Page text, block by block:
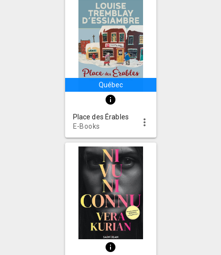
Québec
info
Place des Érables
E-Books
more_vert
info